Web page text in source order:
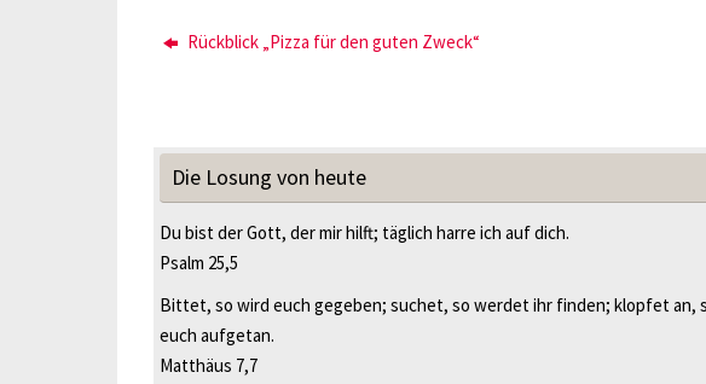
Rückblick „Pizza für den guten Zweck“
Die Losung von heute
Du bist der Gott, der mir hilft; täglich harre ich auf dich.
Psalm 25,5
Bittet, so wird euch gegeben; suchet, so werdet ihr finden; klopfet an,
euch aufgetan.
Matthäus 7,7